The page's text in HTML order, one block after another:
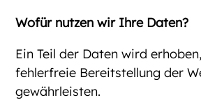
Wofür nutzen wir Ihre Daten?
Ein Teil der Daten wird
fehlerfreie Bereitstellung der
gewährleisten.